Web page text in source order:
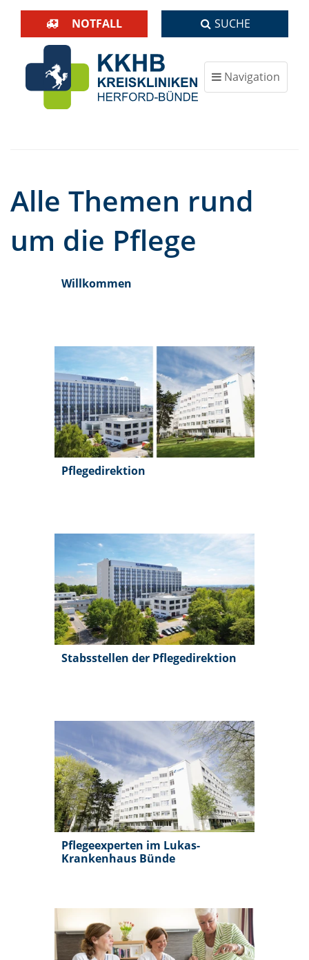
NOTFALL SUCHE
Navigation
ein-/ausblenden
Alle Themen rund
um die Pflege
Willkommen
Pflegedirektion
Stabsstellen der Pflegedirektion
Pflegeexperten im Lukas-
Krankenhaus Bünde